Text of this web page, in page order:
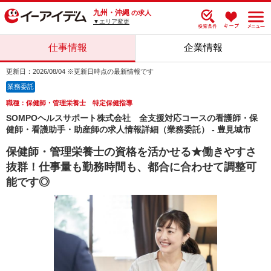
九州・沖縄 の求人
▼エリア変更
仕事情報 企業情報
更新日：2026/08/04 ※更新日時点の最新情報です
業務委託
職種：保健師・管理栄養士 特定保健指導
SOMPOヘルスサポート株式会社 全支援対応コースの看護師・保
健師・看護助手・助産師の求人情報詳細（業務委託） - 豊見城市
保健師・管理栄養士の資格を活かせる★働きやすさ
抜群！仕事量も勤務時間も、都合に合わせて調整可
能です◎